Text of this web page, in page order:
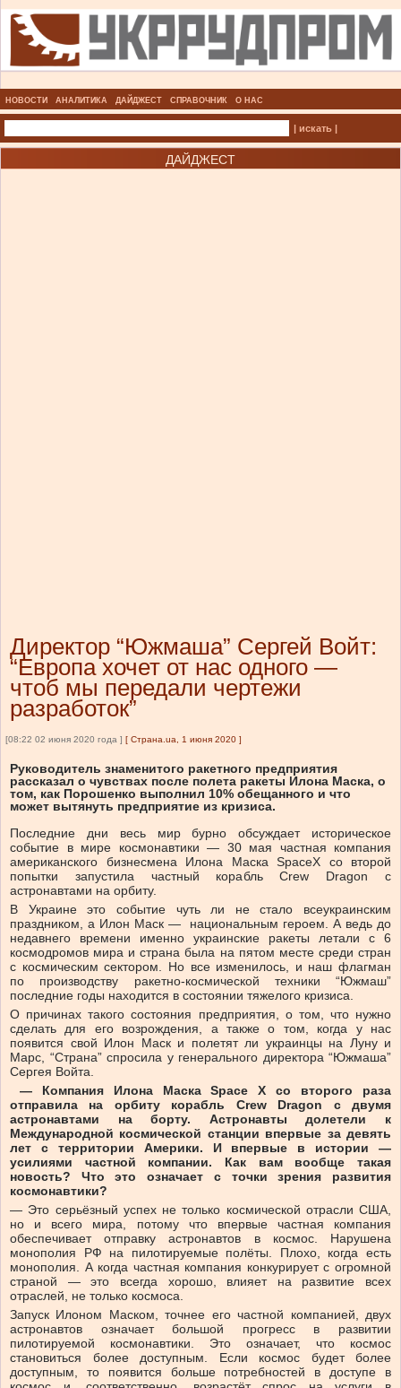
НОВОСТИ АНАЛИТИКА ДАЙДЖЕСТ СПРАВОЧНИК О НАС
| искать |
ДАЙДЖЕСТ
Директор “Южмаша” Сергей Войт:
“Европа хочет от нас одного —
чтоб мы передали чертежи
разработок”
[08:22 02 июня 2020 года ] [ Страна.ua, 1 июня 2020 ]
Руководитель знаменитого ракетного предприятия
рассказал о чувствах после полета ракеты Илона Маска, о
том, как Порошенко выполнил 10% обещанного и что
может вытянуть предприятие из кризиса.
Последние дни весь мир бурно обсуждает историческое
событие в мире космонавтики — 30 мая частная компания
американского бизнесмена Илона Маска SpaceX со второй
попытки запустила частный корабль Crew Dragon с
астронавтами на орбиту.
В Украине это событие чуть ли не стало всеукраинским
праздником, а Илон Маск — национальным героем. А ведь до
недавнего времени именно украинские ракеты летали с 6
космодромов мира и страна была на пятом месте среди стран
с космическим сектором. Но все изменилось, и наш флагман
по производству ракетно-космической техники “Южмаш”
последние годы находится в состоянии тяжелого кризиса.
О причинах такого состояния предприятия, о том, что нужно
сделать для его возрождения, а также о том, когда у нас
появится свой Илон Маск и полетят ли украинцы на Луну и
Марс, “Страна” спросила у генерального директора “Южмаша”
Сергея Войта.
— Компания Илона Маска Space X со второго раза
отправила на орбиту корабль Crew Dragon с двумя
астронавтами на борту. Астронавты долетели к
Международной космической станции впервые за девять
лет с территории Америки. И впервые в истории —
усилиями частной компании. Как вам вообще такая
новость? Что это означает с точки зрения развития
космонавтики?
— Это серьёзный успех не только космической отрасли США,
но и всего мира, потому что впервые частная компания
обеспечивает отправку астронавтов в космос. Нарушена
монополия РФ на пилотируемые полёты. Плохо, когда есть
монополия. А когда частная компания конкурирует с огромной
страной — это всегда хорошо, влияет на развитие всех
отраслей, не только космоса.
Запуск Илоном Маском, точнее его частной компанией, двух
астронавтов означает большой прогресс в развитии
пилотируемой космонавтики. Это означает, что космос
становиться более доступным. Если космос будет более
доступным, то появится больше потребностей в доступе в